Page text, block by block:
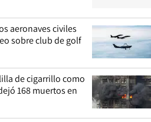
aeronaves civiles
sobre club de golf
de cigarrillo como
168 muertos en